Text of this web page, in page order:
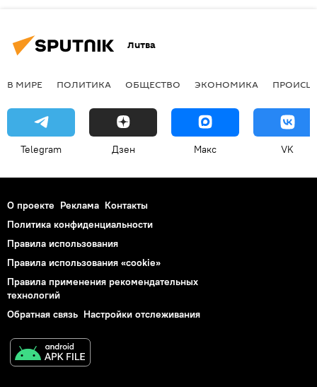
Литва
В МИРЕ ПОЛИТИКА ОБЩЕСТВО ЭКОНОМИКА
Telegram Дзен Макс VK
О проекте Реклама Контакты
Политика конфиденциальности
Правила использования
Правила использования «cookie»
Правила применения рекомендательных
технологий
Обратная связь Настройки отслеживания